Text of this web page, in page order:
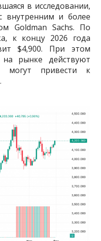
в исследовании,
внутренним и более
Goldman Sachs. По
к концу 2026 года
$4,900. При этом
рынке действуют
могут привести к